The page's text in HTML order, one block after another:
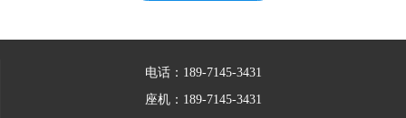
电话：189-7145-3431
座机：189-7145-3431